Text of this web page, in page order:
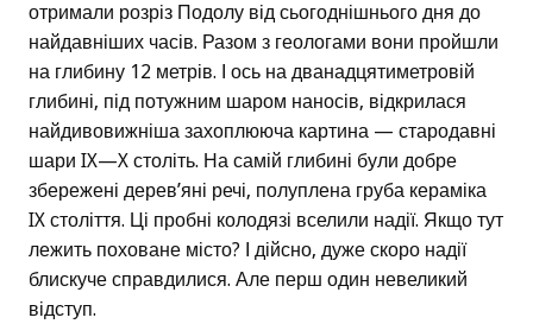
отримали розріз Подолу від сьогоднішнього дня до
найдавніших часів. Разом з геологами вони пройшли
на глибину 12 метрів. І ось на дванадцятиметровій
глибині, під потужним шаром наносів, відкрилася
найдивовижніша захоплююча картина — стародавні
шари IX—X століть. На самій глибині були добре
збережені дерев’яні речі, полуплена груба кераміка
IX століття. Ці пробні колодязі вселили надії. Якщо тут
лежить поховане місто? І дійсно, дуже скоро надії
блискуче справдилися. Але перш один невеликий
відступ.